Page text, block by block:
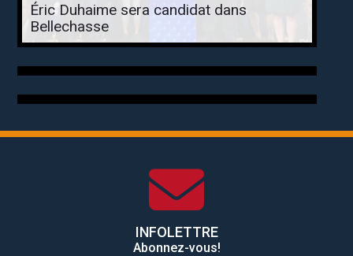
Éric Duhaime sera candidat dans
Bellechasse
INFOLETTRE
Abonnez-vous!